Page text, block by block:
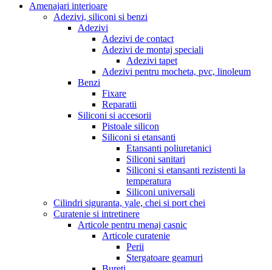
Amenajari interioare
Adezivi, siliconi si benzi
Adezivi
Adezivi de contact
Adezivi de montaj speciali
Adezivi tapet
Adezivi pentru mocheta, pvc, linoleum
Benzi
Fixare
Reparatii
Siliconi si accesorii
Pistoale silicon
Siliconi si etansanti
Etansanti poliuretanici
Siliconi sanitari
Siliconi si etansanti rezistenti la
temperatura
Siliconi universali
Cilindri siguranta, yale, chei si port chei
Curatenie si intretinere
Articole pentru menaj casnic
Articole curatenie
Perii
Stergatoare geamuri